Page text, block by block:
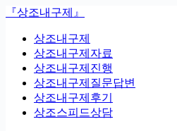
『상조내구제』
상조내구제
상조내구제자료
상조내구제진행
상조내구제질문답변
상조내구제후기
상조스피드상담